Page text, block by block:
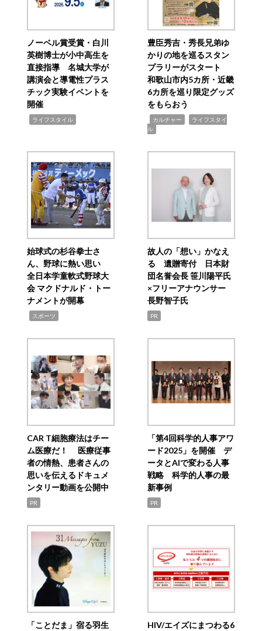
ノーベル賞受賞・白川
英樹博士が小中高生を
直接指導 名城大学が
講演会と導電性プラス
チック実験イベントを
開催
ライフスタイル
豊臣秀吉・秀長兄弟ゆ
かりの地を巡るスタン
プラリーがスタート
和歌山市内5カ所・近畿
6カ所を巡り限定グッズ
をもらおう
カルチャー
ライフスタイ
ル
始球式の杉谷拳士さ
ん、野球に熱い思い
全日本学童軟式野球大
会 マクドナルド・トー
ナメントが開幕
スポーツ
故人の「想い」かなえ
る 遺贈寄付 日本財
団名誉会長 笹川陽平氏
×フリーアナウンサー
長野智子氏
PR
CAR T細胞療法はチー
ム医療だ！ 医療従事
者の情熱、患者さんの
思いを伝えるドキュメ
ンタリー動画を公開中
PR
「第4回科学的人事アワ
ード2025」を開催 デ
ータとAIで変わる人事
戦略 科学的人事の最
新事例
PR
「ことだま」宿る羽生
HIV/エイズにまつわる6